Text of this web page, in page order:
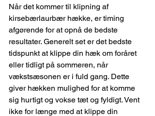
Når det kommer til klipning af
kirsebærlaurbær hække, er timing
afgørende for at opnå de bedste
resultater. Generelt set er det bedste
tidspunkt at klippe din hæk om foråret
eller tidligt på sommeren, når
vækstsæsonen er i fuld gang. Dette
giver hækken mulighed for at komme
sig hurtigt og vokse tæt og fyldigt. Vent
ikke for længe med at klippe din